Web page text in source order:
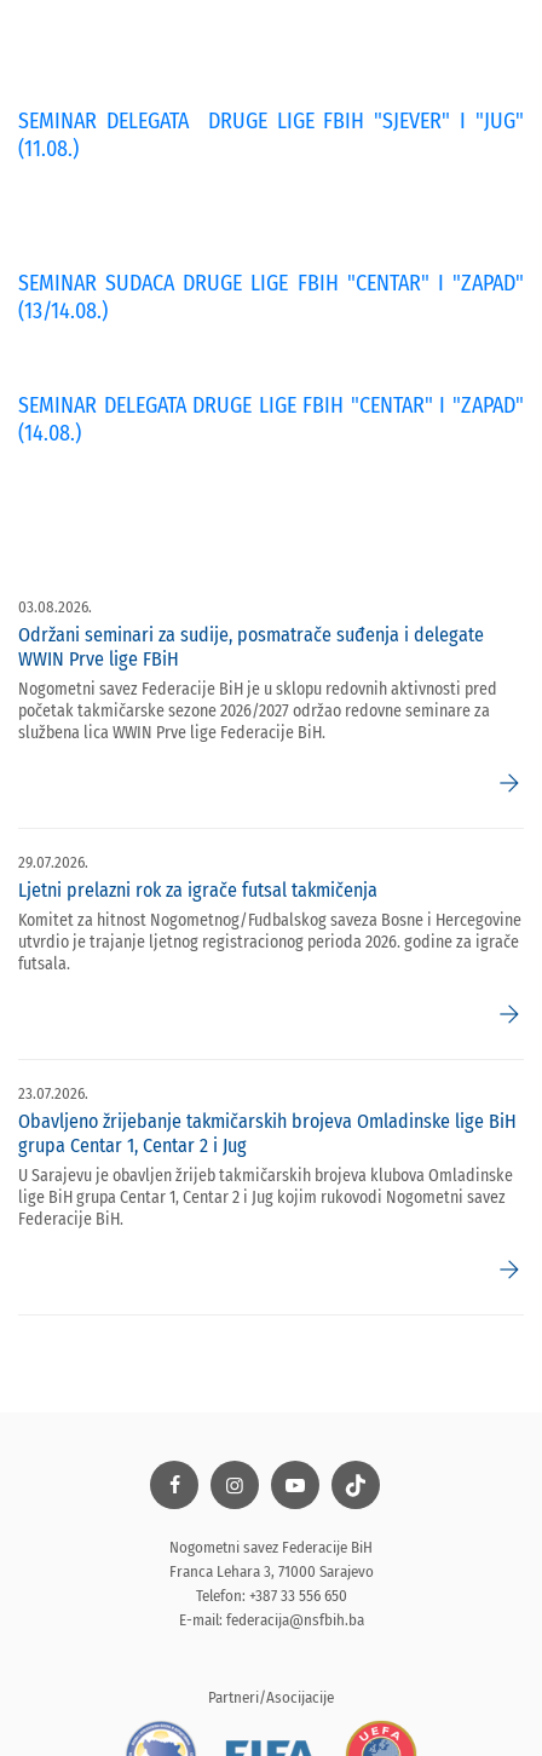
SEMINAR DELEGATA DRUGE LIGE FBIH "SJEVER" I "JUG"
(11.08.)
SEMINAR SUDACA DRUGE LIGE FBIH "CENTAR" I "ZAPAD"
(13/14.08.)
SEMINAR DELEGATA DRUGE LIGE FBIH "CENTAR" I "ZAPAD"
(14.08.)
03.08.2026.
Održani seminari za sudije, posmatrače suđenja i delegate
WWIN Prve lige FBiH
Nogometni savez Federacije BiH je u sklopu redovnih aktivnosti pred
početak takmičarske sezone 2026/2027 održao redovne seminare za
službena lica WWIN Prve lige Federacije BiH.
arrow_forward
29.07.2026.
Ljetni prelazni rok za igrače futsal takmičenja
Komitet za hitnost Nogometnog/Fudbalskog saveza Bosne i Hercegovine
utvrdio je trajanje ljetnog registracionog perioda 2026. godine za igrače
futsala.
arrow_forward
23.07.2026.
Obavljeno žrijebanje takmičarskih brojeva Omladinske lige BiH
grupa Centar 1, Centar 2 i Jug
U Sarajevu je obavljen žrijeb takmičarskih brojeva klubova Omladinske
lige BiH grupa Centar 1, Centar 2 i Jug kojim rukovodi Nogometni savez
Federacije BiH.
arrow_forward
Nogometni savez Federacije BiH
Franca Lehara 3, 71000 Sarajevo
Telefon: +387 33 556 650
E-mail: federacija@nsfbih.ba
Partneri/Asocijacije